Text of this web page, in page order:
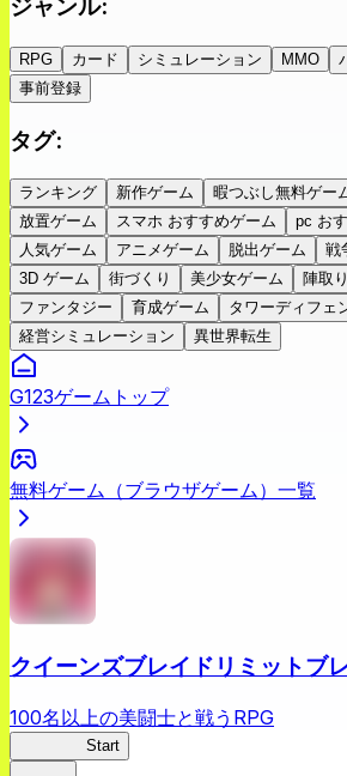
ジャンル:
RPG カード シミュレーション MMO
事前登録
タグ:
ランキング 新作ゲーム 暇つぶし無料ゲー
放置ゲーム
スマホ おすすめゲーム pc お
人気ゲーム
アニメゲーム 脱出ゲーム 戦
3D ゲーム
街づくり 美少女ゲーム 陣取
ファンタジー
育成ゲーム
タワーディフェ
経営シミュレーション
異世界転生
G123ゲームトップ
無料ゲーム（ブラウザゲーム）一覧
クイーンズブレイドリミットブ
100名以上の美闘士と戦うRPG
Start